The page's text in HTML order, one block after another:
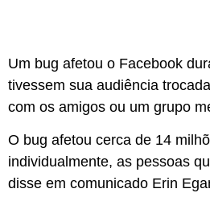
Um bug afetou o Facebook
tivessem sua audiência
com os amigos ou um grupo
O bug afetou cerca de 14
individualmente, as pessoas
disse em comunicado Erin